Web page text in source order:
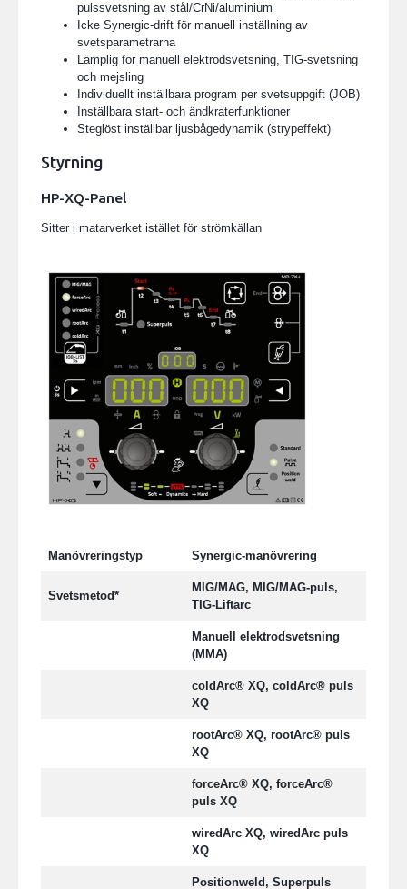
pulssvetsning av stål/CrNi/aluminium
Icke Synergic-drift för manuell inställning av
svetsparametrarna
Lämplig för manuell elektrodsvetsning, TIG-svetsning
och mejsling
Individuellt inställbara program per svetsuppgift (JOB)
Inställbara start- och ändkraterfunktioner
Steglöst inställbar ljusbågedynamik (strypeffekt)
Styrning
HP-XQ-Panel
Sitter i matarverket istället för strömkällan
Manövreringstyp Synergic-manövrering
Svetsmetod*
MIG/MAG, MIG/MAG-puls,
TIG-Liftarc
Manuell elektrodsvetsning
(MMA)
coldArc® XQ, coldArc® puls
XQ
rootArc® XQ, rootArc® puls
XQ
forceArc® XQ, forceArc®
puls XQ
wiredArc XQ, wiredArc puls
XQ
Positionweld, Superpuls